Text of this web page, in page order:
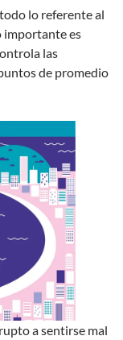
lo referente al
importante es
las
de promedio
a sentirse mal